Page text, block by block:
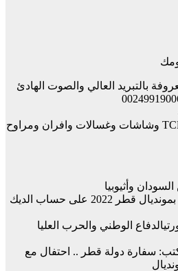
بالتبريد العالي والصوت الهادئ
مكيفات الفريون والاسبلت TCL وشاشات وغسالات وافران ومراوح
وأثيوبيا
التانجو الارجنتيني يتوج بمونديال قطر 2022 على حساب الديك
الوطني والحرب العليا
سفارة دولة قطر .. احتفال مع